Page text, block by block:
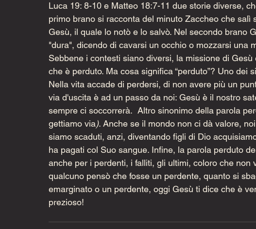
Luca 19: 8-10 e Matteo 18:7-11 due storie diverse,
primo brano si racconta del minuto Zaccheo che
Gesù, il quale lo notò e lo salvò. Nel secondo brano
"dura", dicendo di cavarsi un occhio o mozzarsi una
Sebbene i contesti siano diversi, la missione di
che è perduto. Ma cosa significa “perduto”? Uno dei
Nella vita accade di perdersi, di non avere più un
via d'uscita è ad un passo da noi: Gesù è il nostro
sempre ci soccorrerà.  Altro sinonimo della parola
gettiamo via). Anche se il mondo non ci dà valore,
siamo scaduti, anzi, diventando figli di Dio
ha pagati col Suo sangue. Infine, la parola perduto
anche per i perdenti, i falliti, gli ultimi, coloro che non
qualcuno pensò che fosse un perdente, quanto si
emarginato o un perdente, oggi Gesù ti dice che è
prezioso!